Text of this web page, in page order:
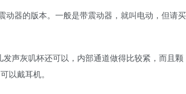
器的版本。一般是带震动器，就叫电动，但请买
声灰叽杯还可以，内部通道做得比较紧，而且颗
以戴耳机。